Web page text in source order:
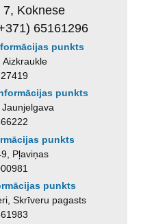
7, Koknese
65161296
punkts
Aizkraukle
punkts
punkts
Pļaviņas
punkts
Skrīveru pagasts